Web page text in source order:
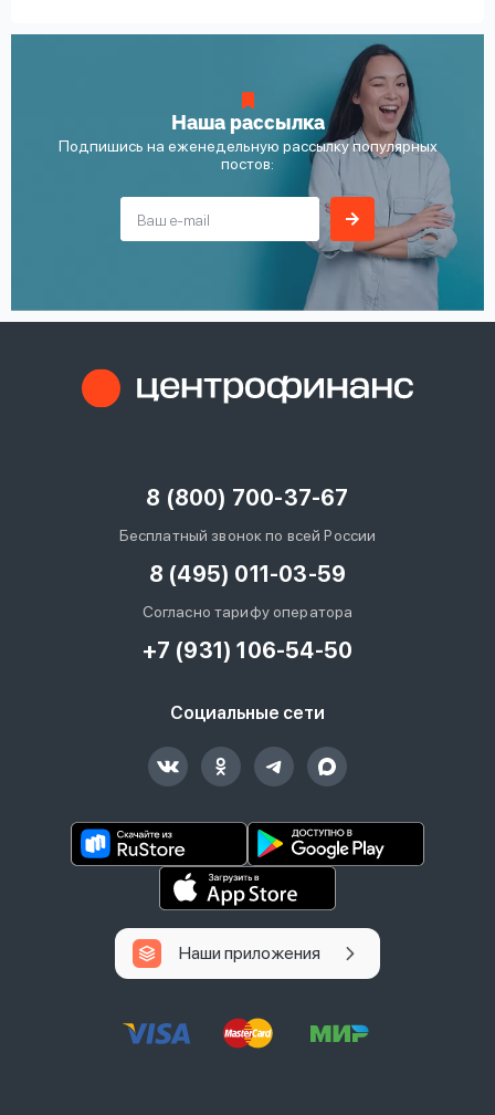
Наша рассылка
Подпишись на еженедельную рассылку популярных
постов:
8 (800) 700-37-67
Бесплатный звонок по всей России
8 (495) 011-03-59
Согласно тарифу оператора
+7 (931) 106-54-50
Социальные сети
Наши приложения